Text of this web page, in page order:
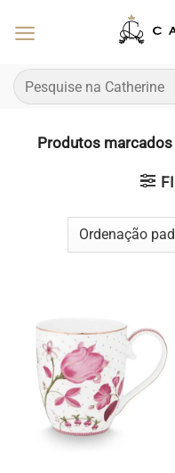
Pesquisar
por:
Produtos marcados